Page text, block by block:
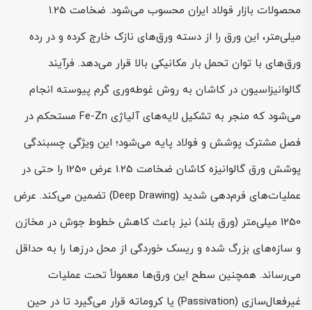
محصولات بازار فولاد ایران محسوب می‌شود. ضخامت 1.25
میلی‌متر، این ورق را از دسته ورق‌های نازک خارج کرده و در رده
ورق‌های با توان تحمل بار مکانیکی بالا قرار می‌دهد. فرآیند
گالوانیزاسیون در کاشان به روش غوطه‌وری گرم پیوسته انجام
می‌شود که منجر به تشکیل لایه‌های آلیاژی Fe-Zn مستحکم در
فصل مشترک پوشش و فولاد پایه می‌شود؛ این ویژگی چسبندگی
پوشش ورق گالوانیزه کاشان ضخامت 1.25 عرض 1250 را حتی در
عملیات‌های فرم‌دهی شدید (Deep Drawing) تضمین می‌کند. عرض
1250 میلی‌متر (ورق بلند) نیز باعث کاهش خطوط جوش در مخازن
و سازه‌های بزرگ شده و ریسک خوردگی از محل درزها را به حداقل
می‌رساند. همچنین سطح این ورق‌ها معمولاً تحت عملیات
غیرفعال‌سازی (Passivation) یا کروماته قرار می‌گیرد تا در حین